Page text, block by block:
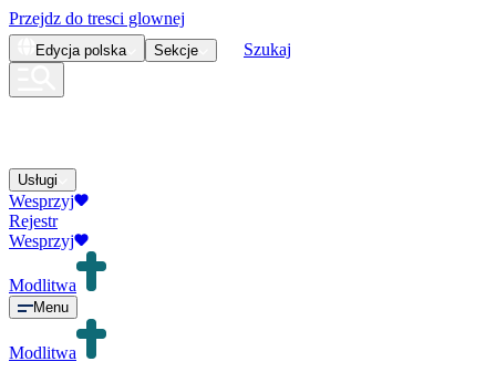
Przejdz do tresci glownej
Edycja polska Sekcje Szukaj
Usługi
Wesprzyj
Rejestr
Wesprzyj
Modlitwa
Menu
Modlitwa